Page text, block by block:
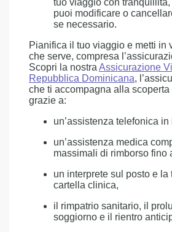
tuo viaggio con
puoi modificare o
se necessario.
Pianifica il tuo viaggio e metti in
che serve, compresa
Scopri la nostra Assicurazione
Repubblica Dominicana,
che ti accompagna alla
grazie a:
un’assistenza telefonica
un’assistenza medica
massimali di rimborso fino
un interprete sul posto e
cartella clinica,
il rimpatrio sanitario, il
soggiorno e il rientro